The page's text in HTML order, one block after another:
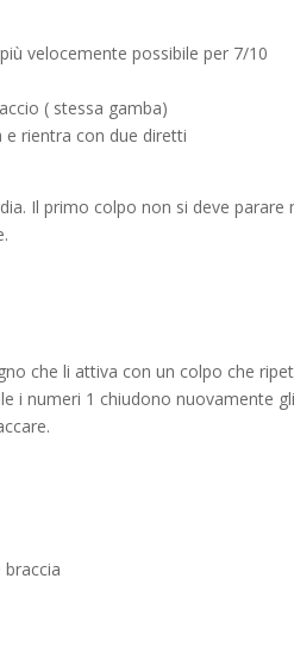
velocemente possibile per 7/10
( stessa gamba)
rientra con due diretti
Il primo colpo non si deve parare
che li attiva con un colpo che
i numeri 1 chiudono nuovamente gli